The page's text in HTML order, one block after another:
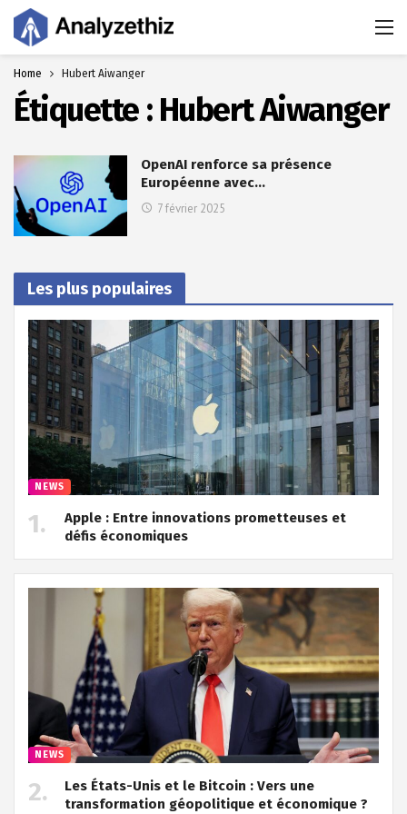
Home Hubert Aiwanger
Étiquette : Hubert Aiwanger
OpenAI renforce sa présence
Européenne avec…
7 février 2025
Les plus populaires
NEWS
Apple : Entre innovations prometteuses et
défis économiques
NEWS
Les États-Unis et le Bitcoin : Vers une
transformation géopolitique et économique ?